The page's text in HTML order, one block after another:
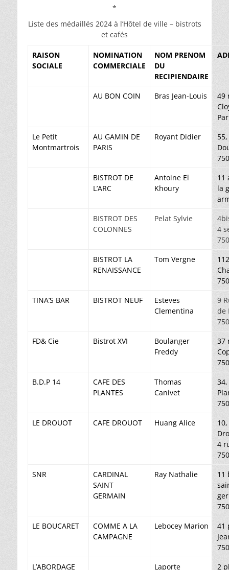
*
Liste des médaillés 2024 à l’Hôtel de ville – bistrots
et cafés
RAISON
SOCIALE
NOMINATION
COMMERCIALE
NOM PRENOM
DU
RECIPIENDAIRE
AU BON COIN Bras Jean-Louis
49
Le Petit
Montmartrois
AU GAMIN DE
PARIS
Royant Didier
BISTROT DE
L’ARC
Antoine El
Khoury
11
la
BISTROT DES
COLONNES
Pelat Sylvie
4
BISTROT LA
RENAISSANCE
Tom Vergne
TINA’S BAR
BISTROT NEUF
Esteves
Clementina
9
de
FD& Cie
Bistrot XVI
Boulanger
Freddy
37
B.D.P 14
CAFE DES
PLANTES
Thomas
Canivet
LE DROUOT
CAFE DROUOT Huang Alice
4
SNR
CARDINAL
SAINT
GERMAIN
Ray Nathalie
11
LE BOUCARET
COMME A LA
CAMPAGNE
Lebocey Marion
41
L’ABORDAGE
Laporte 2